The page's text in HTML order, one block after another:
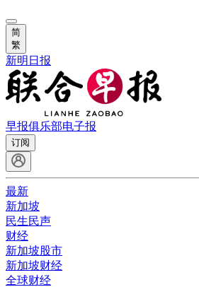
简
繁
新明日报
早报俱乐部电子报
订阅
最新
新加坡
民生民声
财经
新加坡股市
新加坡财经
全球财经